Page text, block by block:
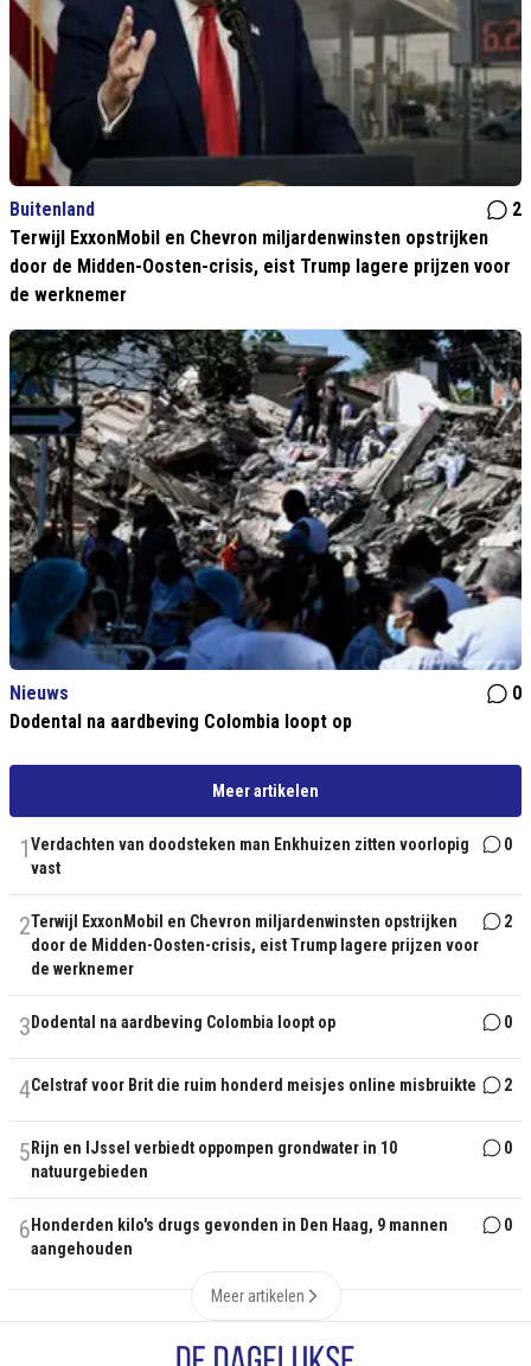
Buitenland
2
Terwijl ExxonMobil en Chevron miljardenwinsten opstrijken
door de Midden-Oosten-crisis, eist Trump lagere prijzen voor
de werknemer
Nieuws
0
Dodental na aardbeving Colombia loopt op
Meer artikelen
1Verdachten van doodsteken man Enkhuizen zitten voorlopig
vast
0
2Terwijl ExxonMobil en Chevron miljardenwinsten opstrijken
door de Midden-Oosten-crisis, eist Trump lagere prijzen voor
de werknemer
2
3 Dodental na aardbeving Colombia loopt op 0
4Celstraf voor Brit die ruim honderd meisjes online misbruikte 2
5 Rijn en IJssel verbiedt oppompen grondwater in 10
natuurgebieden
0
6 Honderden kilo's drugs gevonden in Den Haag, 9 mannen
aangehouden
0
Meer artikelen